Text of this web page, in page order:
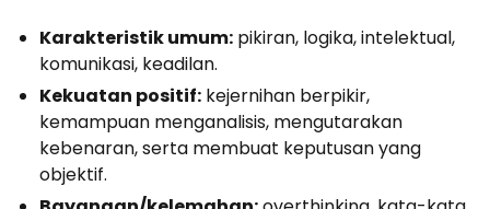
Karakteristik umum: pikiran, logika, intelektual,
komunikasi, keadilan.
Kekuatan positif: kejernihan berpikir,
kemampuan menganalisis, mengutarakan
kebenaran, serta membuat keputusan yang
objektif.